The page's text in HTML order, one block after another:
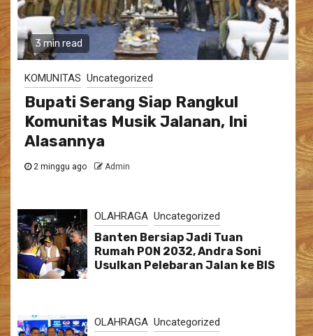
3 min read
KOMUNITAS Uncategorized
Bupati Serang Siap Rangkul
Komunitas Musik Jalanan, Ini
Alasannya
2 minggu ago Admin
OLAHRAGA Uncategorized
Banten Bersiap Jadi Tuan
Rumah PON 2032, Andra Soni
Usulkan Pelebaran Jalan ke BIS
OLAHRAGA Uncategorized